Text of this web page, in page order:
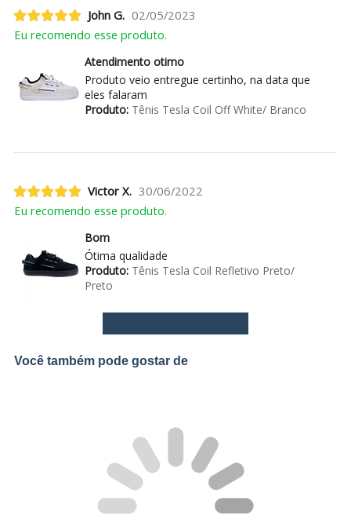
John G. 02/05/2023
Eu recomendo esse produto.
Atendimento otimo
Produto veio entregue certinho, na data que
eles falaram
Produto:Tênis Tesla Coil Off White/ Branco
Victor X. 30/06/2022
Eu recomendo esse produto.
Bom
Ótima qualidade
Produto:Tênis Tesla Coil Refletivo Preto/
Preto
Você também pode gostar de